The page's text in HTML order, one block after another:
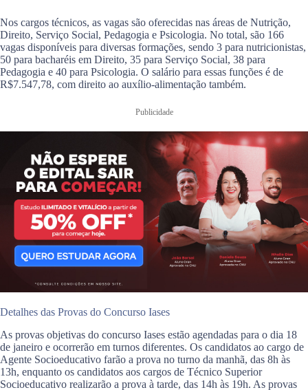
Nos cargos técnicos, as vagas são oferecidas nas áreas de Nutrição,
Direito, Serviço Social, Pedagogia e Psicologia. No total, são 166
vagas disponíveis para diversas formações, sendo 3 para nutricionistas,
50 para bacharéis em Direito, 35 para Serviço Social, 38 para
Pedagogia e 40 para Psicologia. O salário para essas funções é de
R$7.547,78, com direito ao auxílio-alimentação também.
Publicidade
Detalhes das Provas do Concurso Iases
As provas objetivas do concurso Iases estão agendadas para o dia 18
de janeiro e ocorrerão em turnos diferentes. Os candidatos ao cargo de
Agente Socioeducativo farão a prova no turno da manhã, das 8h às
13h, enquanto os candidatos aos cargos de Técnico Superior
Socioeducativo realizarão a prova à tarde, das 14h às 19h. As provas